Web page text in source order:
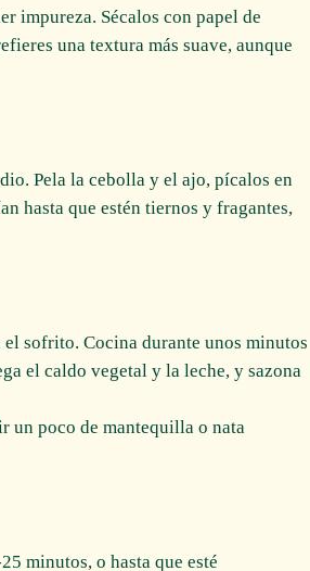
impureza. Sécalos con papel de
una textura más suave, aunque
Pela la cebolla y el ajo, pícalos en
hasta que estén tiernos y fragantes,
sofrito. Cocina durante unos minutos
el caldo vegetal y la leche, y sazona
un poco de mantequilla o nata
minutos, o hasta que esté